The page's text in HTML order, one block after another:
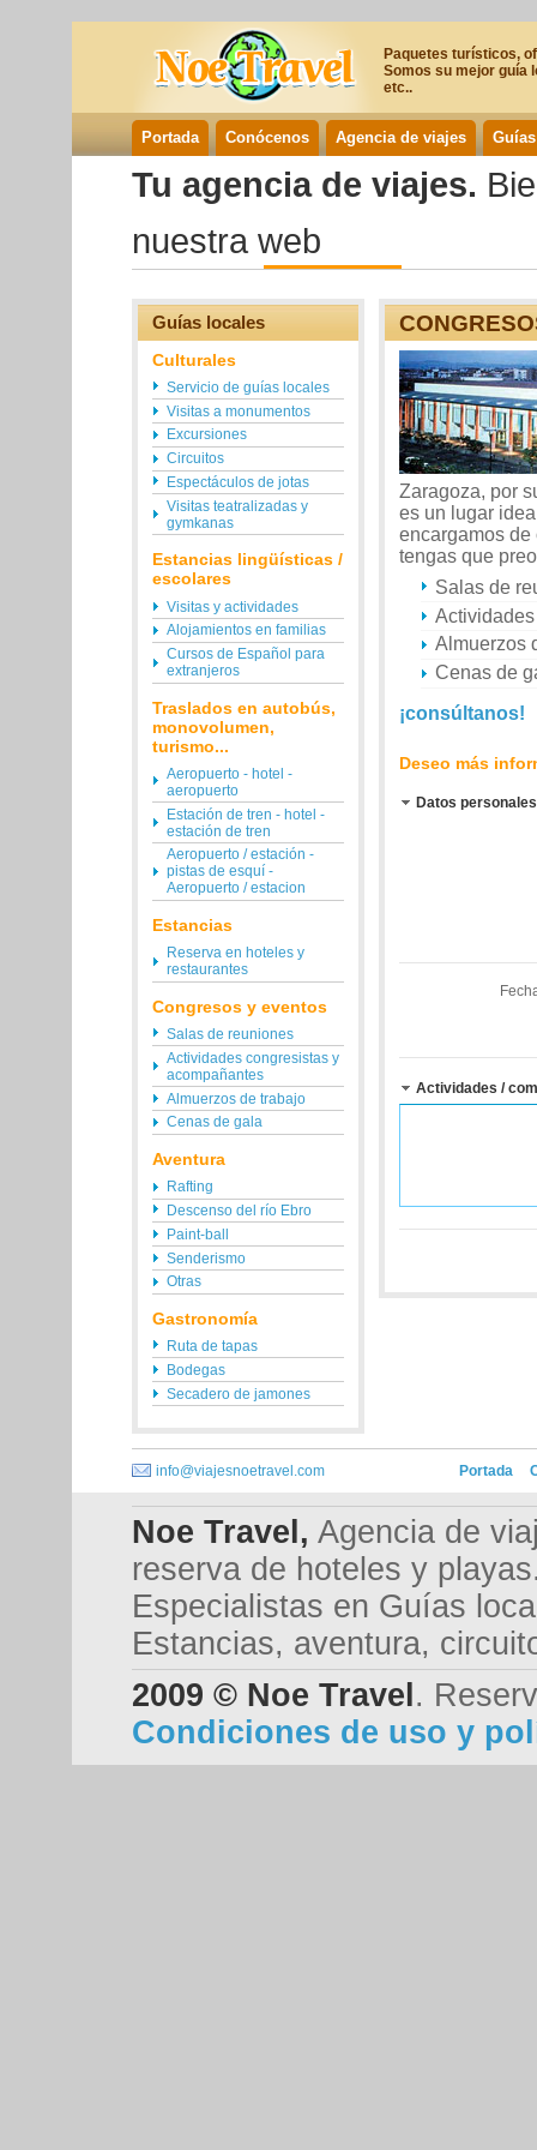
Paquetes turísticos,
Somos su mejor guía
etc..
Portada Conócenos Agencia de viajes
Tu agencia de viajes.
nuestra web
Guías locales
Culturales
Servicio de guías locales
Visitas a monumentos
Excursiones
Circuitos
Espectáculos de jotas
Visitas teatralizadas y
gymkanas
Estancias lingüísticas /
escolares
Visitas y actividades
Alojamientos en familias
Cursos de Español para
extranjeros
Traslados en autobús,
monovolumen,
turismo...
Aeropuerto - hotel -
aeropuerto
Estación de tren - hotel -
estación de tren
Aeropuerto / estación -
pistas de esquí -
Aeropuerto / estacion
Estancias
Reserva en hoteles y
restaurantes
Congresos y eventos
Salas de reuniones
Actividades congresistas y
acompañantes
Almuerzos de trabajo
Cenas de gala
Aventura
Rafting
Descenso del río Ebro
Paint-ball
Senderismo
Otras
Gastronomía
Ruta de tapas
Bodegas
Secadero de jamones
Zaragoza, por
es un lugar
encargamos
tengas que
Salas de
Almuerzos
Cenas de
¡consúltanos!
Deseo más
Datos
Actividades /
Portada
info@viajesnoetravel.com
Noe Travel, Agencia de
reserva de hoteles y
Especialistas en Guías
Estancias, aventura,
2009 © Noe Travel .
Condiciones de uso y